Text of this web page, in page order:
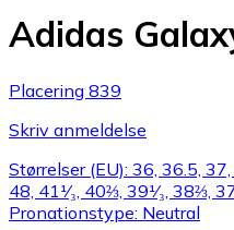
Adidas
Placering 839
Skriv anmeldelse
Størrelser (EU): 36, 36.5,
48, 41¹⁄₃, 40⅔, 39¹⁄₃, 38⅔,
Pronationstype: Neutral